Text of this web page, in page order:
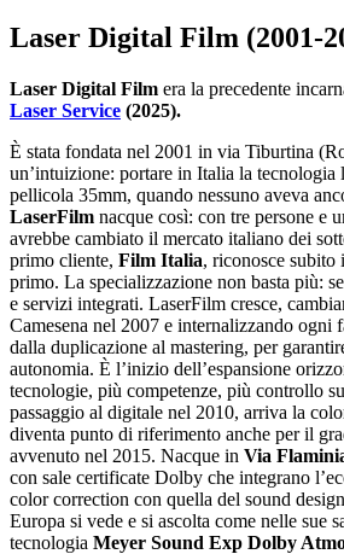
Laser Digital Film (2001-
Laser Digital Film era la precedente
Laser Service (2025).
È stata fondata nel 2001 in via Tiburtina
un’intuizione: portare in Italia la tecnologia
pellicola 35mm, quando nessuno aveva
LaserFilm nacque così: con tre persone e
avrebbe cambiato il mercato italiano dei
primo cliente, Film Italia, riconosce subito
primo. La specializzazione non basta più:
e servizi integrati. LaserFilm cresce,
Camesena nel 2007 e internalizzando ogni
dalla duplicazione al mastering, per
autonomia. È l’inizio dell’espansione
tecnologie, più competenze, più controllo
passaggio al digitale nel 2010, arriva la
diventa punto di riferimento anche per il
avvenuto nel 2015. Nacque in Via
con sale certificate Dolby che integrano
color correction con quella del sound
Europa si vede e si ascolta come nelle sue
tecnologia Meyer Sound Exp Dolby